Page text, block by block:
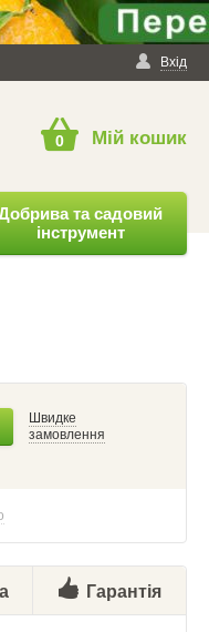
Вхід
0 Мій кошик
та садовий
інструмент
Швидке
замовлення
Гарантія